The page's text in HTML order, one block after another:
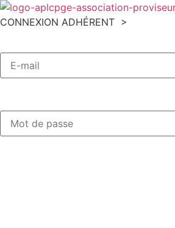
Aller
au
CONNEXION ADHÉRENT >